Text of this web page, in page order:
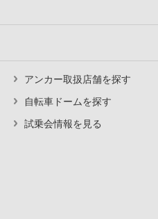
アンカー取扱店舗を探す
自転車ドームを探す
試乗会情報を見る